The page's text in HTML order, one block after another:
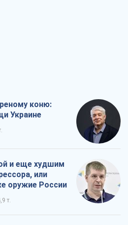
коню:
Украине
и еще худшим
или
оружие России
т.